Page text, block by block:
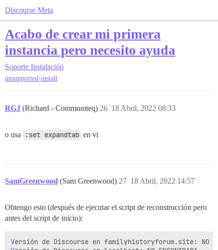
Discourse Meta
Acabo de crear mi primera
instancia pero necesito ayuda
Soporte Instalación
unsupported-install
RGJ (Richard - Communiteq) 18 Abril, 2022 08:33
26
o usa :set expandtab en vi
SamGreenwood (Sam Greenwood) 18 Abril, 2022 14:57
27
Obtengo esto (después de ejecutar el script de reconstrucción pero
antes del script de inicio):
Versión de Discourse en familyhistoryforum.site: NO